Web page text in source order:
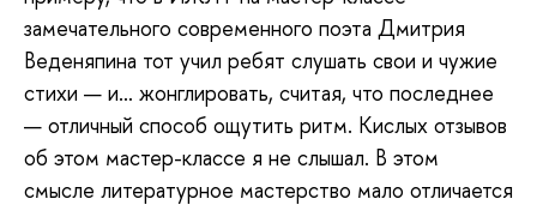
замечательного современного поэта Дмитрия
Веденяпина тот учил ребят слушать свои и чужие
стихи — и… жонглировать, считая, что последнее
— отличный способ ощутить ритм. Кислых отзывов
об этом мастер-классе я не слышал. В этом
смысле литературное мастерство мало отличается